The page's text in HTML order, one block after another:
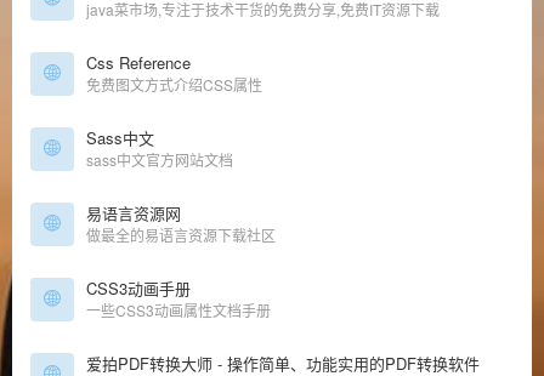
java菜市场,专注于技术干货的免费分享,免费IT资源下载
Css Reference
免费图文方式介绍CSS属性
Sass中文
sass中文官方网站文档
易语言资源网
做最全的易语言资源下载社区
CSS3动画手册
一些CSS3动画属性文档手册
爱拍PDF转换大师 - 操作简单、功能实用的PDF转换软件